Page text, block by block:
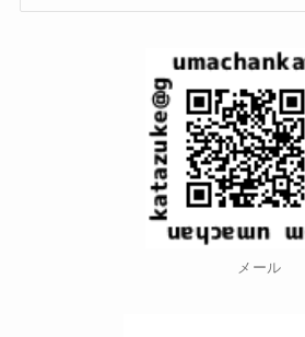
メール